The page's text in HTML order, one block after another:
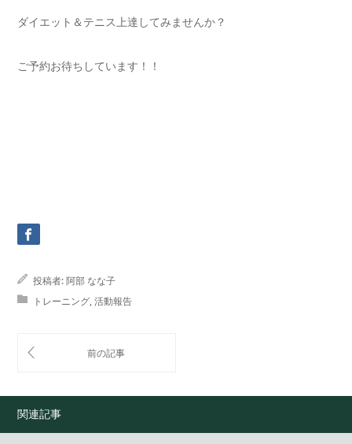
ダイエット＆テニス上達してみませんか？
ご予約お待ちしています！！
投稿者:阿部 なな子
トレーニング,活動報告
関連記事